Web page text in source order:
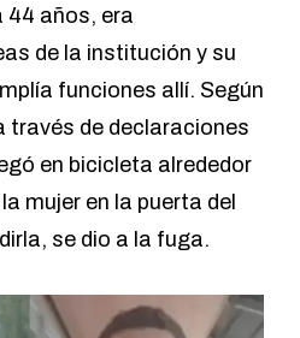
44 años, era
de la institución y su
funciones allí. Según
través de declaraciones
en bicicleta alrededor
mujer en la puerta del
se dio a la fuga.